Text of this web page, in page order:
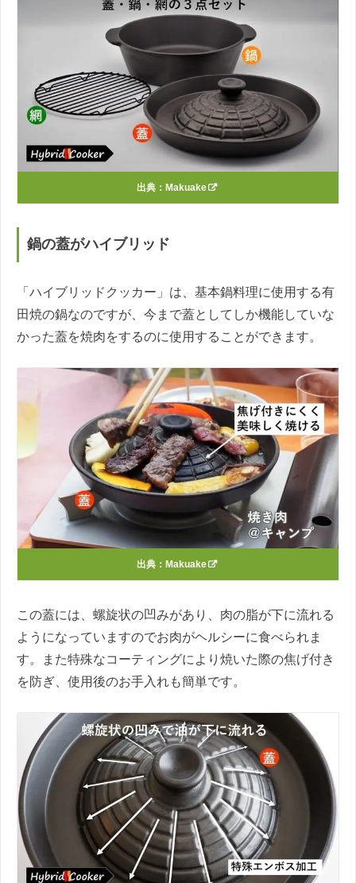
出典： Makuake
鍋の蓋がハイブリッド
「ハイブリッドクッカー」は、基本鍋料理に使用する有
田焼の鍋なのですが、今まで蓋としてしか機能していな
かった蓋を焼肉をするのに使用することができます。
出典： Makuake
この蓋には、螺旋状の凹みがあり、肉の脂が下に流れる
ようになっていますのでお肉がヘルシーに食べられま
す。また特殊なコーティングにより焼いた際の焦げ付き
を防ぎ、使用後のお手入れも簡単です。